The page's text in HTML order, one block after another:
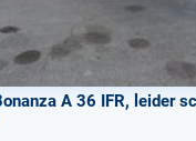
A 36 IFR, leider